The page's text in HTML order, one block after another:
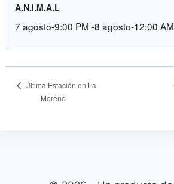
A.N.I.M.A.L
7 agosto-9:00 PM -8 agosto-12:00 AM
Última Estación en La
Moreno